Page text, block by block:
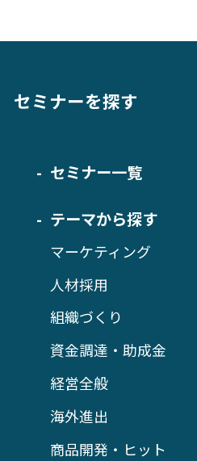
セミナーを探す
セミナー一覧
テーマから探す
マーケティング
人材採用
組織づくり
資金調達・助成金
経営全般
海外進出
商品開発・ヒット